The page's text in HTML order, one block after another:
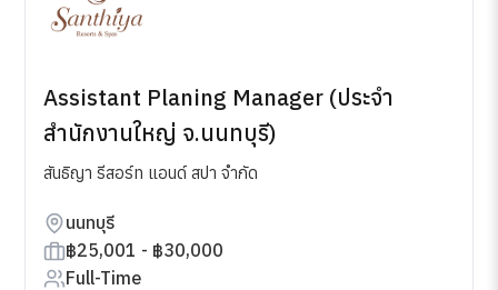
Assistant Planing Manager (ประจำ
สำนักงานใหญ่ จ.นนทบุรี)
สันธิญา รีสอร์ท แอนด์ สปา จำกัด
นนทบุรี
฿25,001 - ฿30,000
Full-Time